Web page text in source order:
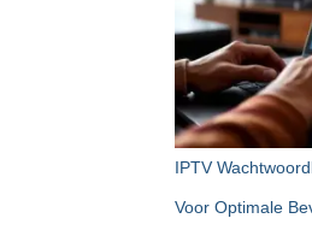
IPTV
Voor Optimale